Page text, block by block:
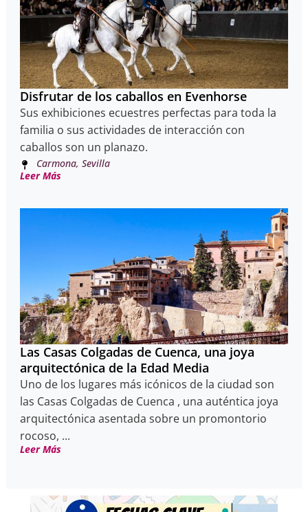
Disfrutar de los caballos en Evenhorse
Sus exhibiciones ecuestres perfectas para toda la
familia o sus actividades de interacción con
caballos son un planazo.
Carmona, Sevilla
Leer Más
Las Casas Colgadas de Cuenca, una joya
arquitectónica de la Edad Media
Uno de los lugares más icónicos de la ciudad son
las Casas Colgadas de Cuenca , una auténtica joya
arquitectónica asentada sobre un promontorio
rocoso, ...
Leer Más